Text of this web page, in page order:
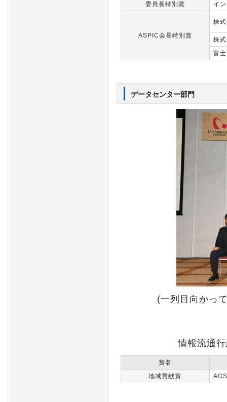
委員長特別賞
イ
ASPIC会長特別賞
株
株
富
データセンター部門
(一列目向か
情報流通
賞名
地域貢献賞